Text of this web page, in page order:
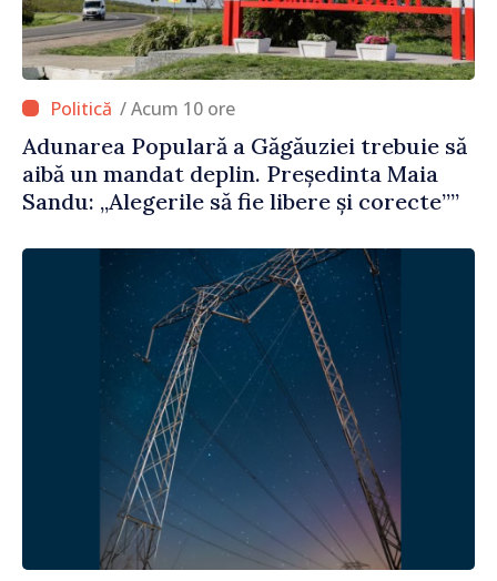
/ Acum 10 ore
Adunarea Populară a Găgăuziei trebuie să
aibă un mandat deplin. Președinta Maia
Sandu: „Alegerile să fie libere și corecte””